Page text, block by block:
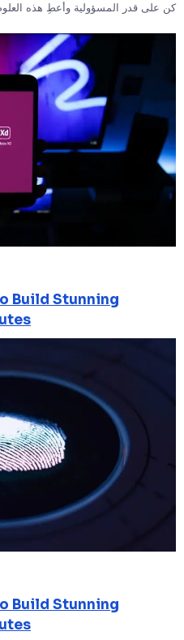
كن على قدر المسؤولية وأعطِ هذه
Build Stunning
Build Stunning